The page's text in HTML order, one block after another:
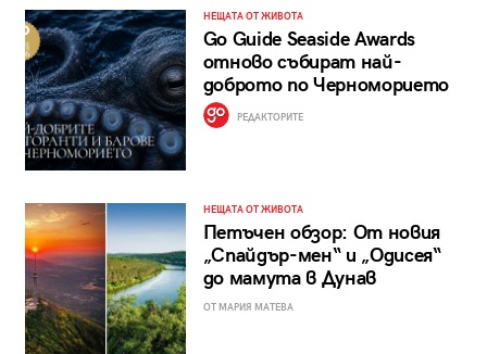
НЕЩАТА ОТ ЖИВОТА
Go Guide Seaside Awards
отново събират най-
доброто по Черноморието
РЕДАКТОРИТЕ
НЕЩАТА ОТ ЖИВОТА
Петъчен обзор: От новия
„Спайдър-мен“ и „Одисея“
до мамута в Дунав
ОТ МАРИЯ МАТЕВА